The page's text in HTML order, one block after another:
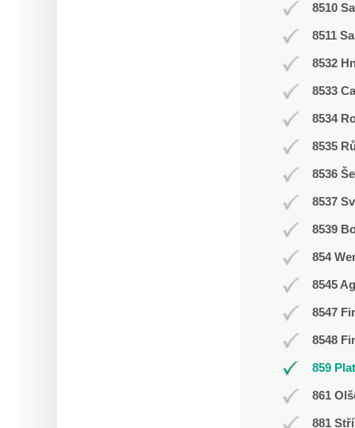
8510
8511
8532
8533
8534
8535
8536
8537
8539
854
8545
8547
8548
859
861
881